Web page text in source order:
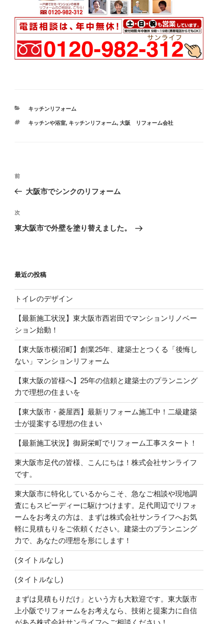
カ
ゴ
キッチンリフォーム
タ
キッチンや浴室, キッチンリフォーム, 大阪 リフォーム会社
投
ナ
ビ
ゲ
ン
過
去
投
稿
前
大阪市でシンクのリフォーム
次
の
次
東大阪市で外壁を塗り替えました。
最近の投稿
トイレのデザイン
【最新施工状況】東大阪市西岩田でマンションリノベー
ション始動！
【東大阪市横沼町】創業25年、建築士とつくる「後悔し
ない」マンションリフォーム
【東大阪の皆様へ】25年の信頼と建築士のプランニング
力で理想の住まいを
【東大阪市・菱屋西】最新リフォーム施工中！二級建築
士が提案する理想の住まい
【最新施工状況】御厨栄町でリフォーム工事スタート！
東大阪市足代の皆様、こんにちは！株式会社サンライフ
です。
東大阪市に特化しているからこそ、急なご相談や現地調
査にもスピーディーに駆けつけます。足代周辺でリフォ
ームをお考えの方は、まずは株式会社サンライフへお気
軽に見積もりをご依頼ください。建築士のプランニング
力で、あなたの理想を形にします！
(タイトルなし)
(タイトルなし)
まずは見積もりだけ」という方も大歓迎です。東大阪市
上小阪でリフォームをお考えなら、技術と提案力に自信
がある株式会社サンライフへご相談ください！